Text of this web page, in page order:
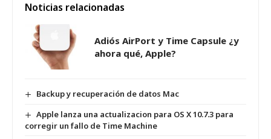
Noticias relacionadas
Adiós AirPort y Time Capsule ¿y
ahora qué, Apple?
Backup y recuperación de datos Mac
Apple lanza una actualizacion para OS X 10.7.3 para
corregir un fallo de Time Machine